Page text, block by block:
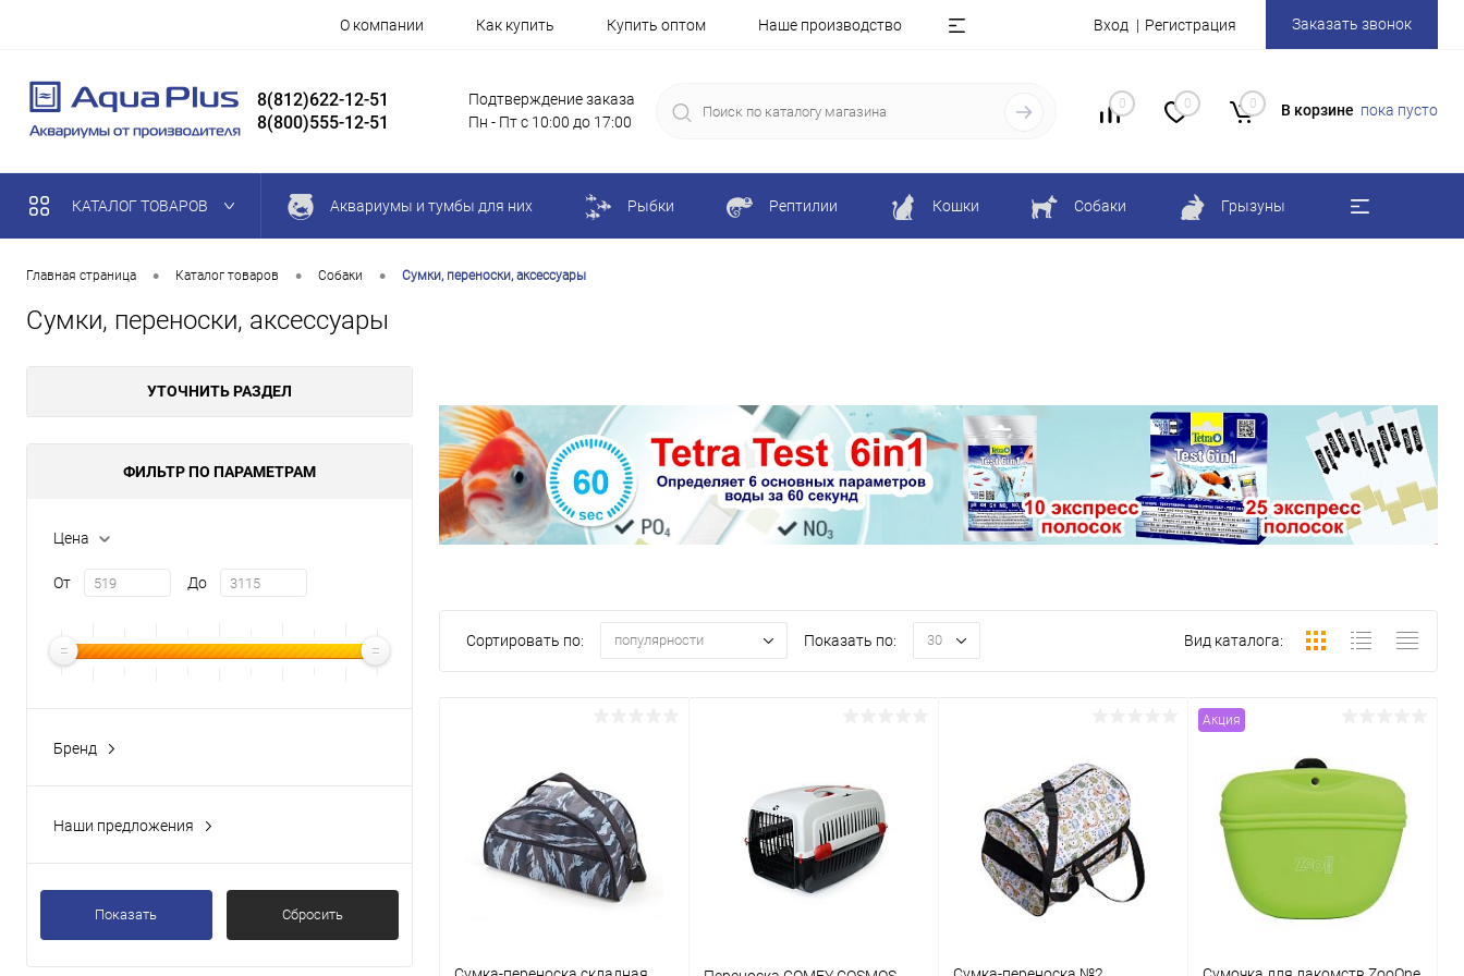
О компании Как купить Купить оптом Наше производство Вход Регистрация Заказать звонок
8(812)622-12-51
8(800)555-12-51
Подтверждение заказа
Пн - Пт с 10:00 до 17:00
0 0 0 В корзине пока пусто
КАТАЛОГ ТОВАРОВ Аквариумы и тумбы для них Рыбки Рептилии Кошки Собаки Грызуны
Главная страница • Каталог товаров • Собаки • Сумки, переноски, аксессуары
Сумки, переноски, аксессуары
УТОЧНИТЬ РАЗДЕЛ
ФИЛЬТР ПО ПАРАМЕТРАМ
Цена
От До
Бренд
Наши предложения
Показать Сбросить
Сортировать по: популярности Показать по: 30 Вид каталога:
Акция